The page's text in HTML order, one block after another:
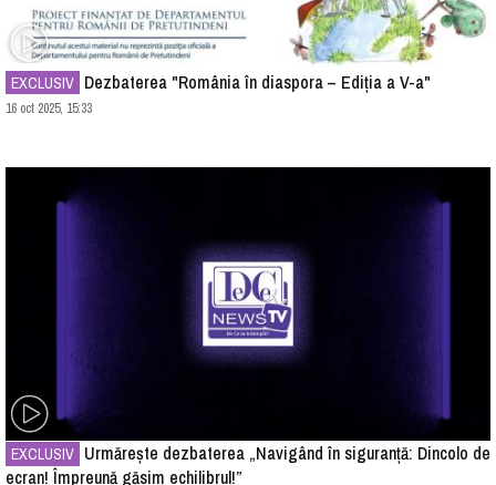
EXCLUSIV Dezbaterea "România în diaspora – Ediția a V-a"
16 oct 2025, 15:33
EXCLUSIV
ecran! Împreună găsim echilibrul!”